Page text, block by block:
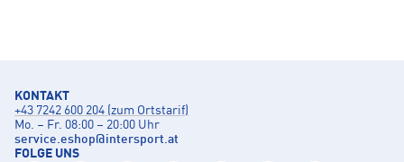
KONTAKT
+43 7242 600 204 (zum Ortstarif)
Mo. – Fr. 08:00 – 20:00 Uhr
service.eshop@intersport.at
FOLGE UNS